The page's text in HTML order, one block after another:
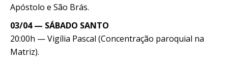
Apóstolo e São Brás.
03/04 — SÁBADO SANTO
20:00h — Vigília Pascal (Concentração paroquial na
Matriz).